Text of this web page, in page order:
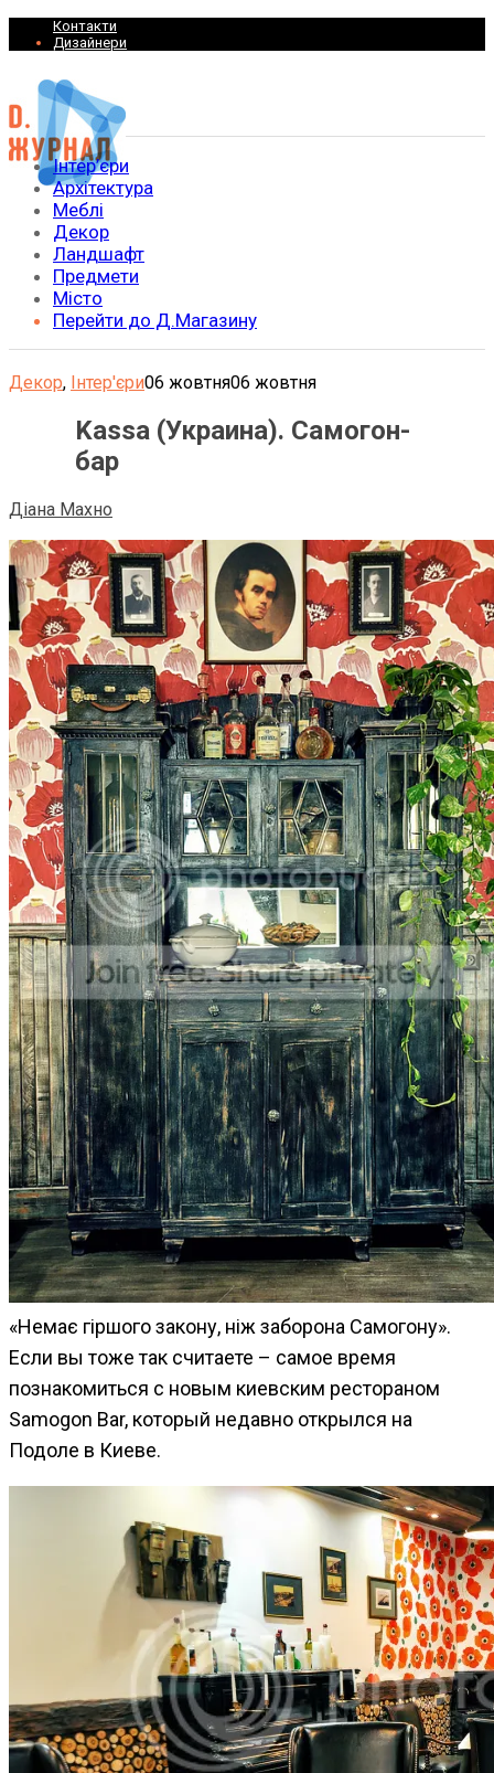
Контакти
Дизайнери
Інтер’єри
Архітектура
Меблі
Декор
Ландшафт
Предмети
Місто
Перейти до Д.Магазину
Декор, Інтер'єри06 жовтня06 жовтня
Kassa (Украина). Самогон-
бар
Діана Махно
«Немає гіршого закону, ніж заборона Самогону».
Если вы тоже так считаете – самое время
познакомиться с новым киевским рестораном
Samogon Bar, который недавно открылся на
Подоле в Киеве.